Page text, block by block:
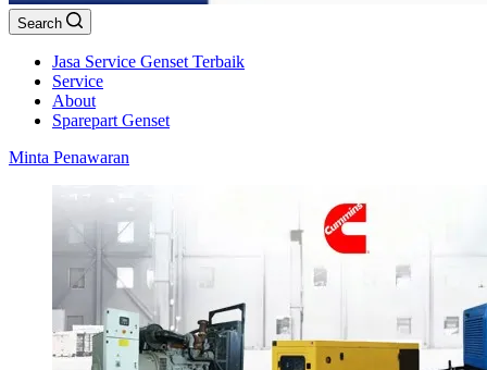
Search
Jasa Service Genset Terbaik
Service
About
Sparepart Genset
Minta Penawaran